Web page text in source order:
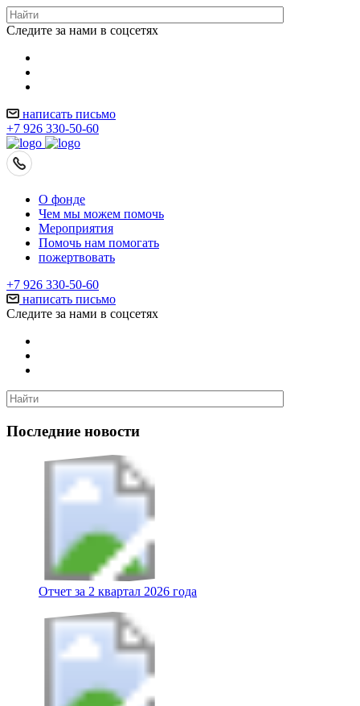
Следите за нами в соцсетях
написать письмо
+7 926 330-50-60
О фонде
Чем мы можем помочь
Мероприятия
Помочь нам помогать
пожертвовать
+7 926 330-50-60
написать письмо
Следите за нами в соцсетях
Последние новости
Отчет за 2 квартал 2026 года